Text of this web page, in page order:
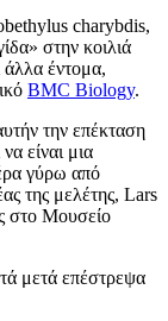
charybdis,
στην κοιλιά
άλλα έντομα,
BMC Biology.
την επέκταση
είναι μια
γύρω από
της μελέτης, Lars
στο Μουσείο
μετά επέστρεψα